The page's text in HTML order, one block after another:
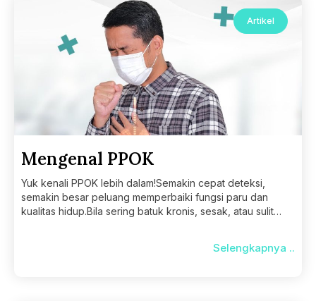
Artikel
Mengenal PPOK
Yuk kenali PPOK lebih dalam!Semakin cepat deteksi,
semakin besar peluang memperbaiki fungsi paru dan
kualitas hidup.Bila sering batuk kronis, sesak, atau sulit
Selengkapnya ..